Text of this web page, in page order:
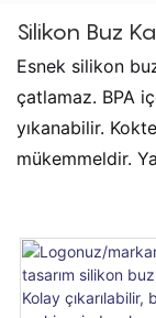
Silikon Buz
Esnek silikon
çatlamaz. BPA
yıkanabilir.
mükemmeldir.